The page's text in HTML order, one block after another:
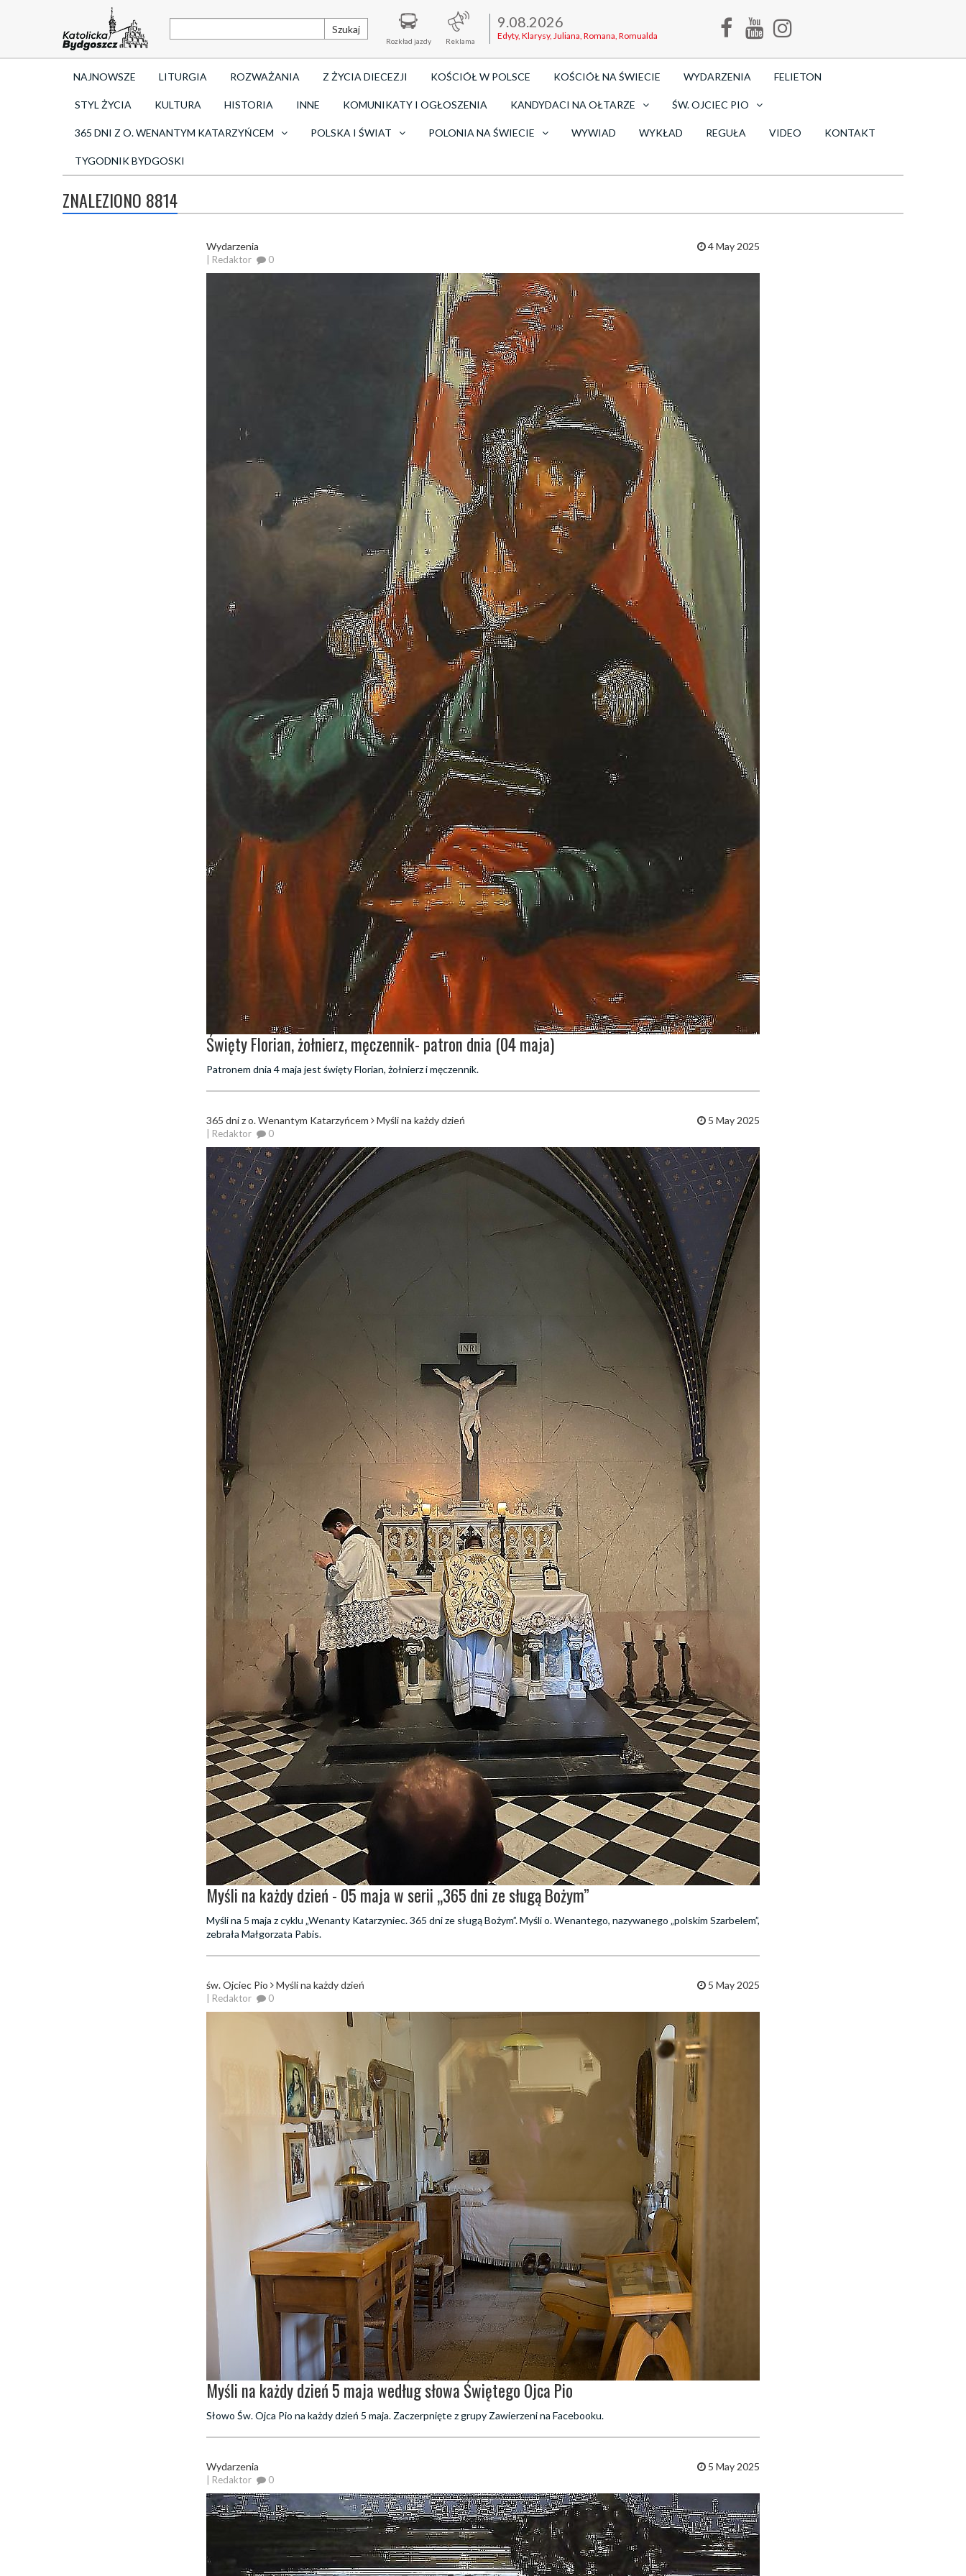
Szukaj
Rozkład jazdy Reklama
9.08.2026
Edyty, Klarysy, Juliana, Romana, Romualda
NAJNOWSZE LITURGIA ROZWAŻANIA Z ŻYCIA DIECEZJI KOŚCIÓŁ W POLSCE KOŚCIÓŁ NA ŚWIECIE WYDARZENIA FELIETON
STYL ŻYCIA KULTURA HISTORIA INNE KOMUNIKATY I OGŁOSZENIA KANDYDACI NA OŁTARZE ŚW. OJCIEC PIO
365 DNI Z O. WENANTYM KATARZYŃCEM POLSKA I ŚWIAT POLONIA NA ŚWIECIE WYWIAD WYKŁAD REGUŁA VIDEO KONTAKT
TYGODNIK BYDGOSKI
ZNALEZIONO 8814
Wydarzenia
| Redaktor 0
4 May 2025
Święty Florian, żołnierz, męczennik- patron dnia (04 maja)
Patronem dnia 4 maja jest święty Florian, żołnierz i męczennik.
365 dni z o. Wenantym Katarzyńcem Myśli na każdy dzień
| Redaktor 0
5 May 2025
Myśli na każdy dzień - 05 maja w serii „365 dni ze sługą Bożym”
Myśli na 5 maja z cyklu „Wenanty Katarzyniec. 365 dni ze sługą Bożym”. Myśli o. Wenantego, nazywanego „polskim Szarbelem”,
zebrała Małgorzata Pabis.
św. Ojciec Pio Myśli na każdy dzień
| Redaktor 0
5 May 2025
Myśli na każdy dzień 5 maja według słowa Świętego Ojca Pio
Słowo Św. Ojca Pio na każdy dzień 5 maja. Zaczerpnięte z grupy Zawierzeni na Facebooku.
Wydarzenia
| Redaktor 0
5 May 2025